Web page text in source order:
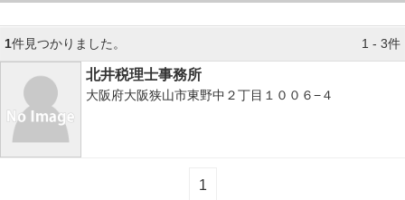
1件見つかりました。 1 - 3件
北井税理士事務所
大阪府大阪狭山市東野中２丁目１００６−４
1